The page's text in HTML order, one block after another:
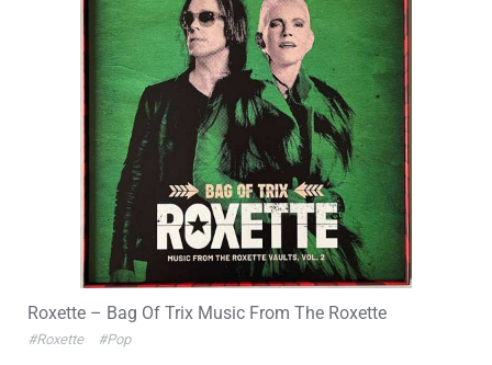
Roxette – Bag Of Trix Music From The Roxette
#Roxette #Pop